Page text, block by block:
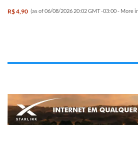
R$ 4,90 (as of 06/08/2026 20:02 GMT -03:00 - More